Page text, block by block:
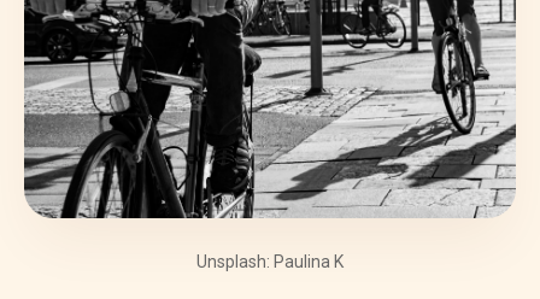
Unsplash: Paulina K